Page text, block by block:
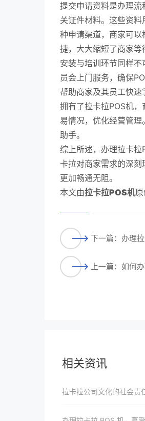
提交申请资料是办理
关证件材料。这些资
种申请渠道，商家可
捷，大大缩短了商家等
安装与培训环节同样
员会上门服务，确保
帮助商家及其员工快速
拥有了拉卡拉POS机
易情况，优化经营管
助手。
综上所述，办理拉卡
卡拉对商家需求的深
更加畅通无阻。
本文由拉卡拉POS机
下一篇：办理
上一篇：如何
相关资讯
拉卡拉公司文化的社会责